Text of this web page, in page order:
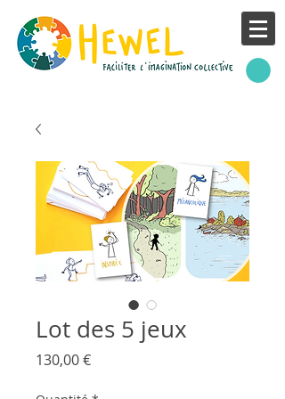
Lot des 5 jeux
130,00 €Prix